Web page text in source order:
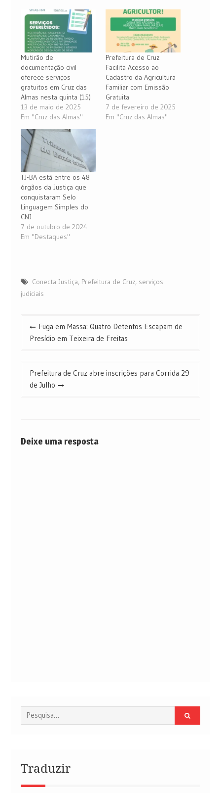
Mutirão de
documentação civil
oferece serviços
gratuitos em Cruz das
Almas nesta quinta (15)
13 de maio de 2025
Em "Cruz das Almas"
Prefeitura de Cruz
Facilita Acesso ao
Cadastro da Agricultura
Familiar com Emissão
Gratuita
7 de fevereiro de 2025
Em "Cruz das Almas"
TJ-BA está entre os 48
órgãos da Justiça que
conquistaram Selo
Linguagem Simples do
CNJ
7 de outubro de 2024
Em "Destaques"
Conecta Justiça, Prefeitura de Cruz, serviços
judiciais
Navegação
de
Fuga em Massa: Quatro Detentos Escapam de
Presídio em Teixeira de Freitas
Prefeitura de Cruz abre inscrições para Corrida 29
de Julho
Deixe uma resposta
Procurar
por:
Traduzir